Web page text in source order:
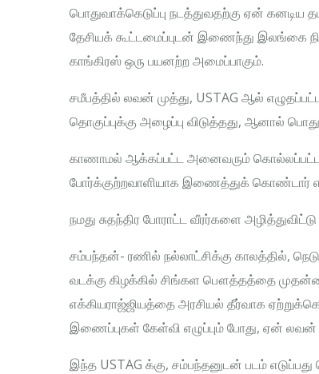
பொதுவாக்கெடுப்பு நடத்துவதற்கு ஏன் கனடிய
தேசியக் கூட்டமைப்புடன் இணைந்து இலங்கை
காங்கிரஸ் ஒரு பயனற்ற அமைப்பாகும்.
சமீபத்தில் லவன் முத்து, USTAG ஆல்
தொகுப்புக்கு அழைப்பு விடுத்தது, ஆனால்
காணாமல் ஆக்கப்பட்ட அனைவரும்
போர்க்குற்றவாளியாக இணைத்துக் கொண்டார்
நமது சுதந்திர போராட்ட வீரர்களை
சம்பந்தன்- ரணில் நல்லாட்சிக்கு காலத்தில்,
வடக்கு கிழக்கில் சிங்கள பௌத்தத்தை
எக்கியராஜ்ஜியத்தை அரசியல் தீர்வாக
இணைப்புகள் கேள்வி எழுப்பும் போது, ஏன் லவன்
இந்த USTAG க்கு, சம்பந்தனுடன் படம்